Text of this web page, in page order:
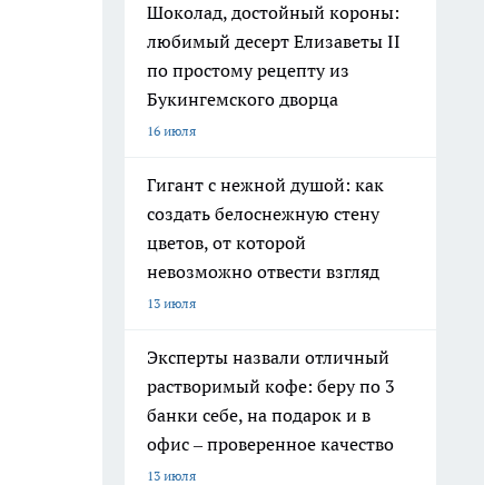
Шоколад, достойный короны:
любимый десерт Елизаветы II
по простому рецепту из
Букингемского дворца
16 июля
Гигант с нежной душой: как
создать белоснежную стену
цветов, от которой
невозможно отвести взгляд
13 июля
Эксперты назвали отличный
растворимый кофе: беру по 3
банки себе, на подарок и в
офис – проверенное качество
13 июля